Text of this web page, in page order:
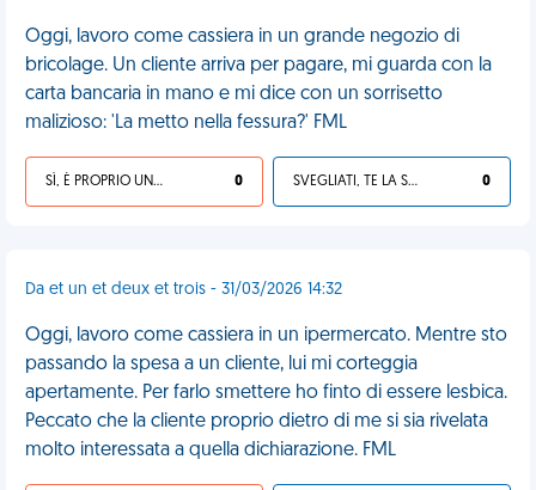
Oggi, lavoro come cassiera in un grande negozio di
bricolage. Un cliente arriva per pagare, mi guarda con la
carta bancaria in mano e mi dice con un sorrisetto
malizioso: 'La metto nella fessura?' FML
SÌ, È PROPRIO UNA VDM! 0 SVEGLIATI, TE LA SEI CERCATA! 0
Da et un et deux et trois - 31/03/2026 14:32
Oggi, lavoro come cassiera in un ipermercato. Mentre sto
passando la spesa a un cliente, lui mi corteggia
apertamente. Per farlo smettere ho finto di essere lesbica.
Peccato che la cliente proprio dietro di me si sia rivelata
molto interessata a quella dichiarazione. FML